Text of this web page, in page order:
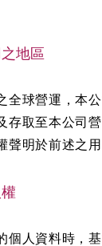
地區
全球營運，本
存取至本公司
聲明於前述之用
個人資料時，